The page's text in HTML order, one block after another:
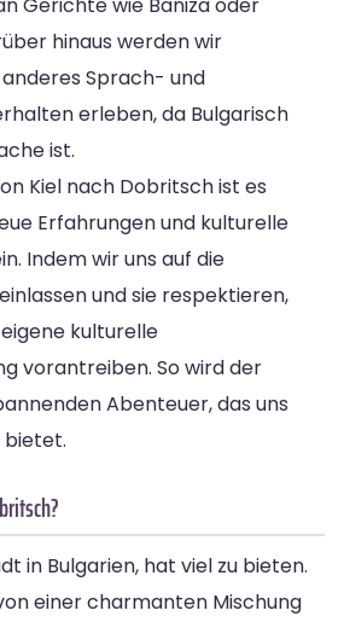
hinaus werden wir
Sprach- und
erleben, da Bulgarisch
ist.
Kiel nach Dobritsch ist es
Erfahrungen und kulturelle
Indem wir uns auf die
und sie respektieren,
kulturelle
vorantreiben. So wird der
Abenteuer, das uns
bietet.
in Bulgarien, hat viel zu bieten.
einer charmanten Mischung